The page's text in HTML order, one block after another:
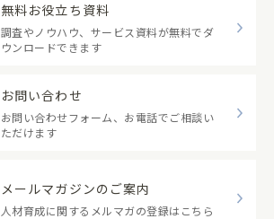
無料お役立ち資料
調査やノウハウ、サービス資料が無料でダ
ウンロードできます
お問い合わせ
お問い合わせフォーム、お電話でご相談い
ただけます
メールマガジンのご案内
人材育成に関するメルマガの登録はこちら